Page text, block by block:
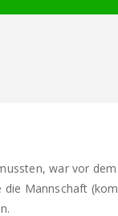
war vor
Mannschaft